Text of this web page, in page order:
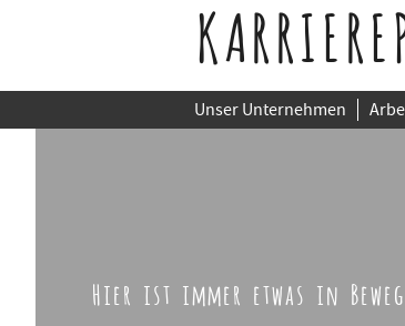
Unser Unternehmen
Hier ist immer etwas in